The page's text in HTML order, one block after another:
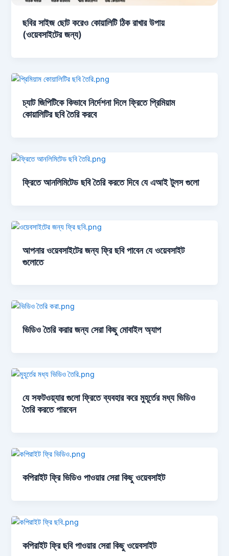
ছবির সাইজ ছোট করেও কোয়ালিটি ঠিক রাখার উপায়
(ওয়েবসাইটের জন্য)
চ্যাট জিপিটিকে কিভাবে নির্দেশনা দিলে ফ্রিতে প্রিমিয়াম
কোয়ালিটির ছবি তৈরি করবে
ফ্রিতে আনলিমিটেড ছবি তৈরি করতে দিবে যে এআই টুলস গুলো
আপনার ওয়েবসাইটের জন্য ফ্রি ছবি পাবেন যে ওয়েবসাইট
গুলোতে
ভিডিও তৈরি করার জন্য সেরা কিছু মোবাইল অ্যাপ
যে সফটওয়্যার গুলো ফ্রিতে ব্যবহার করে মুহূর্তের মধ্য ভিডিও
তৈরি করতে পারবেন
কপিরাইট ফ্রি ভিডিও পাওয়ার সেরা কিছু ওয়েবসাইট
কপিরাইট ফ্রি ছবি পাওয়ার সেরা কিছু ওয়েবসাইট